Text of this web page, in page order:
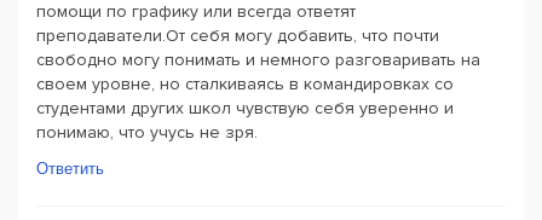
помощи по графику или всегда ответят
преподаватели.От себя могу добавить, что почти
свободно могу понимать и немного разговаривать на
своем уровне, но сталкиваясь в командировках со
студентами других школ чувствую себя уверенно и
понимаю, что учусь не зря.
Ответить